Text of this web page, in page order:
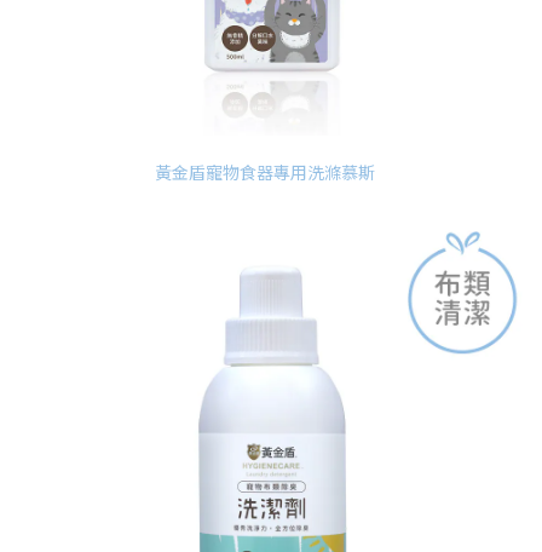
黃金盾寵物食器專用洗滌慕斯